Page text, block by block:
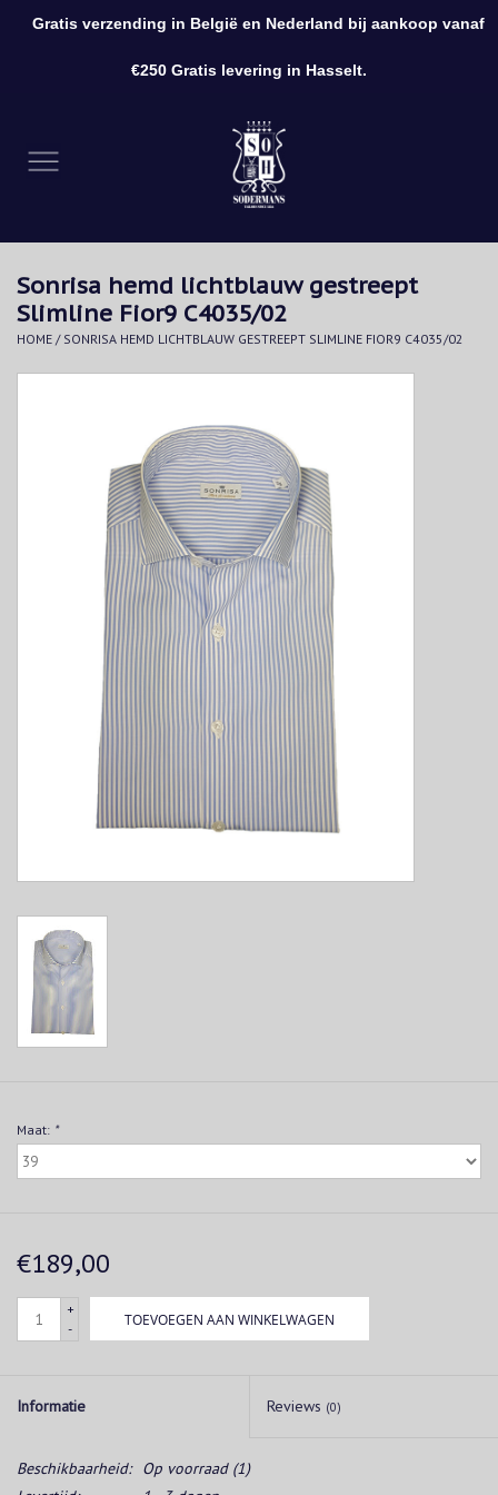
Kleding
Accessoires
Sonrisa hemd lichtblauw gestreept
Slimline Fior9 C4035/02
HOME / SONRISA HEMD LICHTBLAUW GESTREEPT SLIMLINE FIOR9 C4035/02
Maat: *
€189,00
+
-
TOEVOEGEN AAN WINKELWAGEN
Informatie Reviews (0)
Beschikbaarheid: Op voorraad(1)
Gratis verzending in België en Nederland bij aankoop vanaf
€250 Gratis levering in Hasselt.